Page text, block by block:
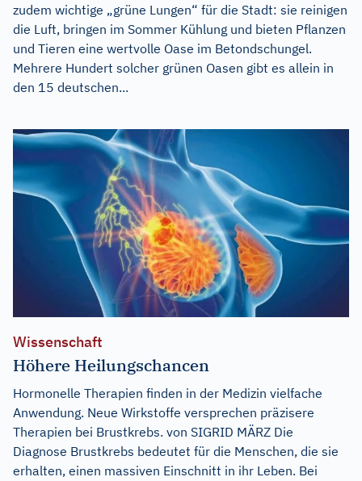
zudem wichtige „grüne Lungen“ für die Stadt: sie reinigen
die Luft, bringen im Sommer Kühlung und bieten Pflanzen
und Tieren eine wertvolle Oase im Betondschungel.
Mehrere Hundert solcher grünen Oasen gibt es allein in
den 15 deutschen...
Wissenschaft
Höhere Heilungschancen
Hormonelle Therapien finden in der Medizin vielfache
Anwendung. Neue Wirkstoffe versprechen präzisere
Therapien bei Brustkrebs. von SIGRID MÄRZ Die
Diagnose Brustkrebs bedeutet für die Menschen, die sie
erhalten, einen massiven Einschnitt in ihr Leben. Bei